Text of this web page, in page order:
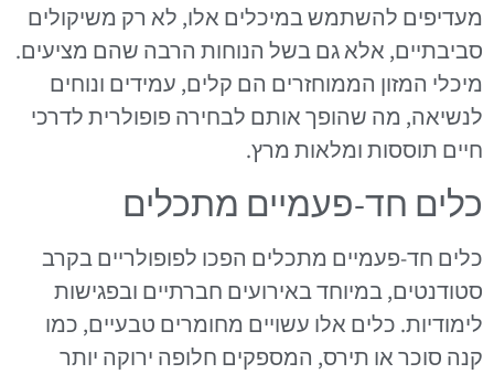
מעדיפים להשתמש במיכלים אלו, לא רק משיקולים
סביבתיים, אלא גם בשל הנוחות הרבה שהם מציעים.
מיכלי המזון הממוחזרים הם קלים, עמידים ונוחים
לנשיאה, מה שהופך אותם לבחירה פופולרית לדרכי
חיים תוססות ומלאות מרץ.
כלים חד-פעמיים מתכלים
כלים חד-פעמיים מתכלים הפכו לפופולריים בקרב
סטודנטים, במיוחד באירועים חברתיים ובפגישות
לימודיות. כלים אלו עשויים מחומרים טבעיים, כמו
קנה סוכר או תירס, המספקים חלופה ירוקה יותר